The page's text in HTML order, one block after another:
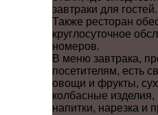
завтраки для гостей.
Также ресторан
круглосуточное
номеров.
В меню завтрака,
посетителям, есть
овощи и фрукты,
колбасные изделия,
напитки, нарезка и